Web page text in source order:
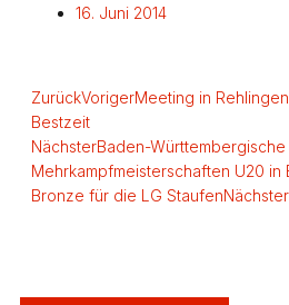
16. Juni 2014
ZurückVorigerMeeting in
Bestzeit
NächsterBaden-Württembergische
Mehrkampfmeisterschaften U20 in
Bronze für die LG StaufenNächster